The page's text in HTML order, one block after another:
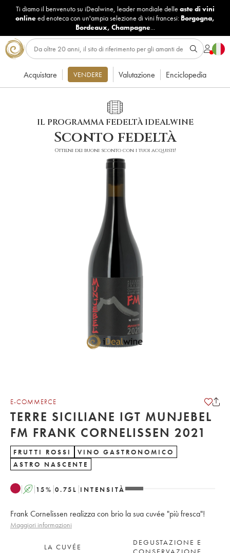
Ti diamo il benvenuto su iDealwine, leader mondiale delle aste di vini
onlineed enoteca con un'ampia selezione di vini francesi: Borgogna,
Bordeaux, Champagne...
Acquistare VENDERE Valutazione Enciclopedia
IL PROGRAMMA FEDELTÀ IDEALWINE
Sconto fedeltà
Ottieni dei buoni sconto con i tuoi acquisti!
E-COMMERCE
TERRE SICILIANE IGT MUNJEBEL
FM FRANK CORNELISSEN 2021
FRUTTI ROSSI
VINO GASTRONOMICO
ASTRO NASCENTE
A 15% 0.75 L INTENSITÀ
Frank Cornelissen realizza con brio la sua cuvée "più fresca"!
Maggiori informazioni
LA CUVÉE
DEGUSTAZIONE E